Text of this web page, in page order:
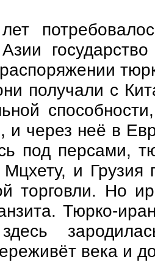
получали с
и через неё в
под персами,
и
торговли. Но
Тюрко-
века и